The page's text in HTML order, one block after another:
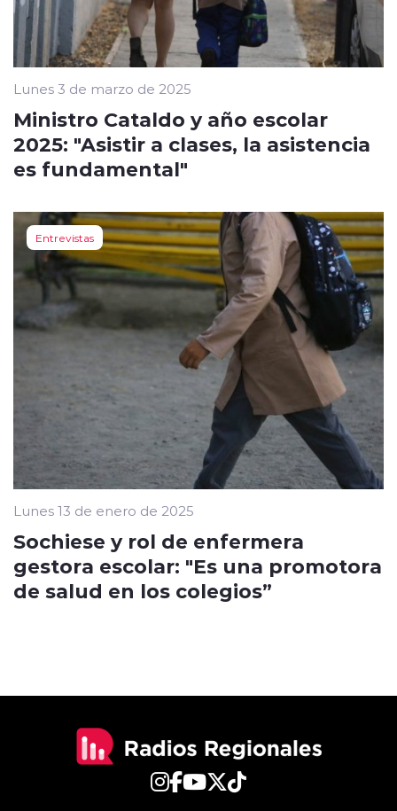
Lunes 3 de marzo de 2025
Ministro Cataldo y año escolar
2025: "Asistir a clases, la asistencia
es fundamental"
Entrevistas
Lunes 13 de enero de 2025
Sochiese y rol de enfermera
gestora escolar: "Es una promotora
de salud en los colegios”